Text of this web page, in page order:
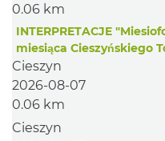
0.06 km
INTERPRETACJE
miesiąca Cieszyńskiego
Cieszyn
2026-08-07
0.06 km
Cieszyn